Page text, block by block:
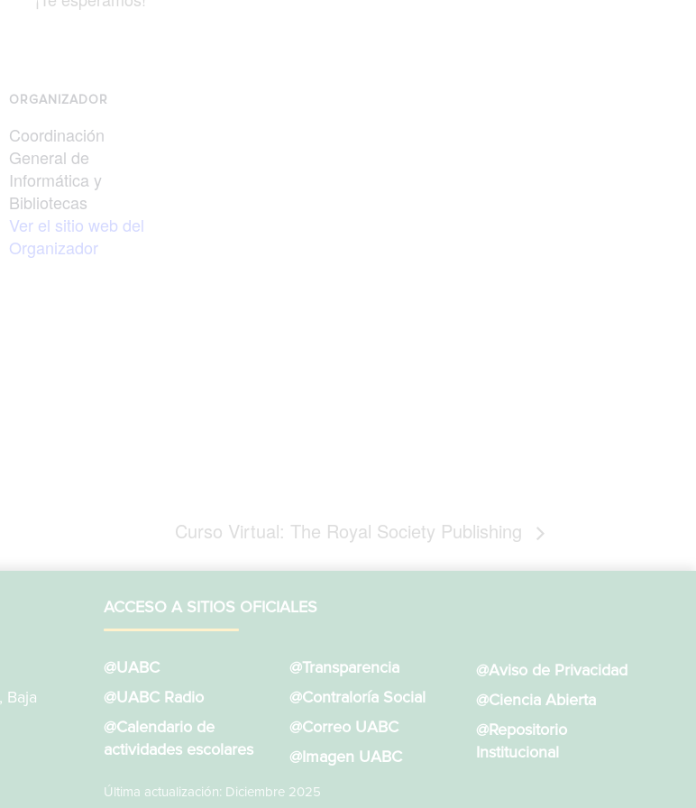
ORGANIZADOR
Coordinación
General de
Informática y
Bibliotecas
Ver el sitio web del
Organizador
Curso Virtual: The Royal Society Publishing
Baja
ACCESO A SITIOS OFICIALES
@UABC
@UABC Radio
@Calendario de
actividades escolares
@Transparencia
@Contraloría Social
@Correo UABC
@Imagen UABC
@Aviso de Privacidad
@Ciencia Abierta
@Repositorio
Institucional
Última actualización: Diciembre 2025